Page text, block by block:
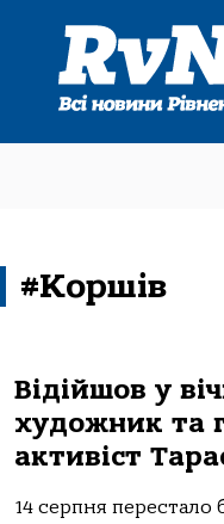
#Коршів
Відійшов у
художник та
активіст
14 серпня перестало